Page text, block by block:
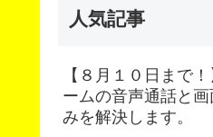
人気記事
【８月１０日まで
ームの音声通話と
みを解決します。